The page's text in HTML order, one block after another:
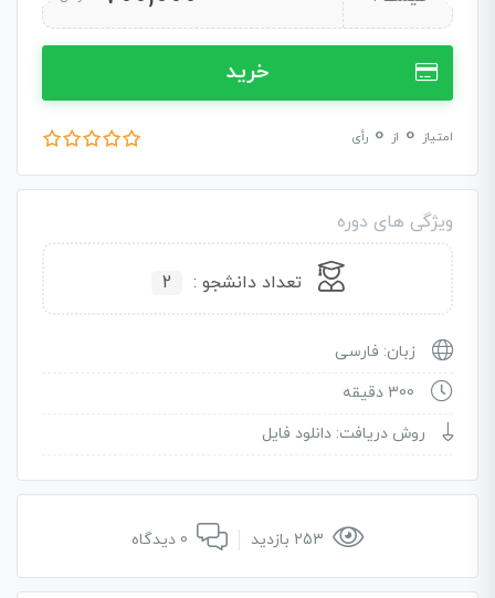
خرید
امتیاز 0 از 0 رأی
ویژگی های دوره
تعداد دانشجو : 2
زبان: فارسی
300 دقیقه
روش دریافت: دانلود فایل